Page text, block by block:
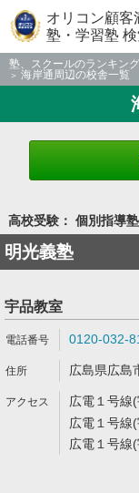
オリコン顧客
塾・学習塾 検
塾、スクールのランキン
海岸通周辺の校舎一覧
高校受験： 個別指導塾
明光義塾
宇品教室
0120-032-
広島県広島
広電１号線
広電１号線
広電１号線